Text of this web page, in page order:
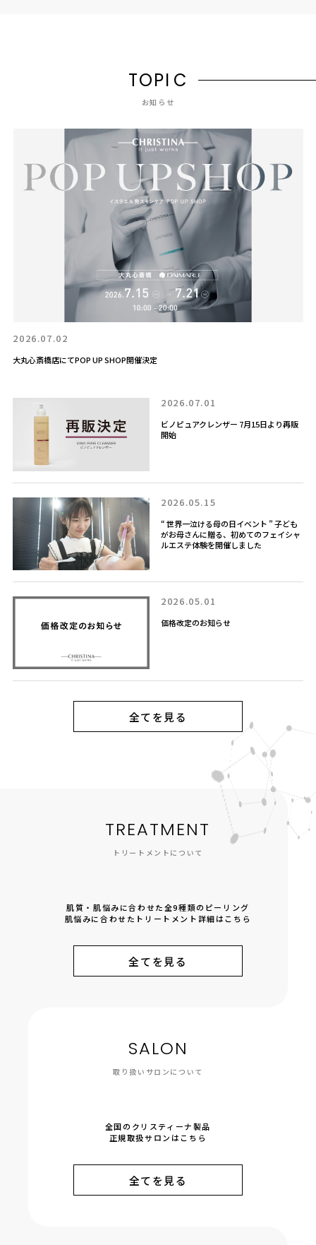
TOPI C
お知らせ
2026.07.02
大丸心斎橋店にてPOP UP SHOP開催決定
2026.07.01
ビノピュアクレンザー 7月15日より再販
開始
2026.05.15
“ 世界一泣ける母の日イベント ” 子ども
がお母さんに贈る、初めてのフェイシャ
ルエステ体験を開催しました
2026.05.01
価格改定のお知らせ
全てを見る
TREATMENT
トリートメントについて
肌質・肌悩みに合わせた全9種類のピーリング
肌悩みに合わせたトリートメント詳細はこちら
全てを見る
SALON
取り扱いサロンについて
全国のクリスティーナ製品
正規取扱サロンはこちら
全てを見る